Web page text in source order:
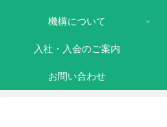
機構について
入社・入会のご案内
お問い合わせ